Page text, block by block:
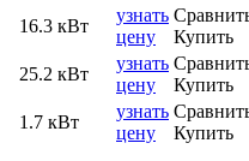
16.3 кВт
узнать
цену
Купить
25.2 кВт
узнать
цену
Купить
1.7 кВт
узнать
цену
Купить